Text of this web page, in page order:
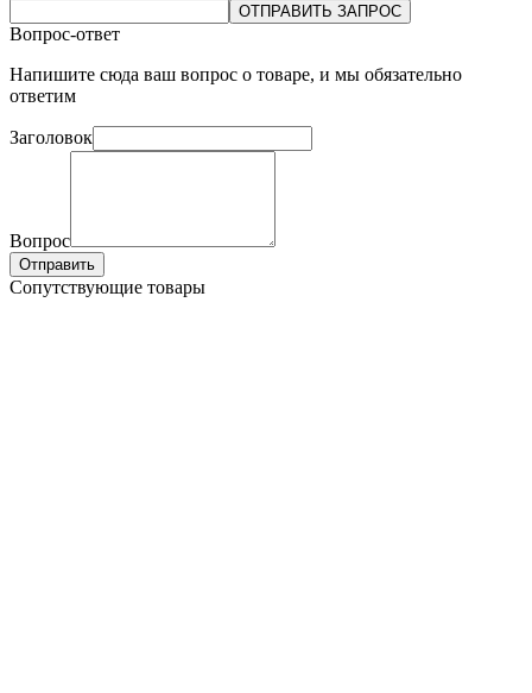
ОТПРАВИТЬ ЗАПРОС
Вопрос-ответ
Напишите сюда ваш вопрос о товаре, и мы обязательно
ответим
Заголовок
Вопрос
Отправить
Сопутствующие товары